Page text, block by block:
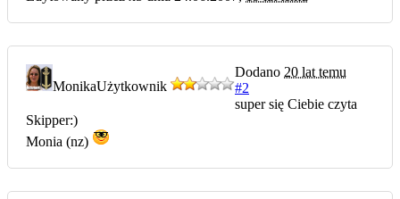
MonikaUżytkownik
Dodano 20 lat temu
#2
super się Ciebie czyta
Skipper:)
Monia (nz)